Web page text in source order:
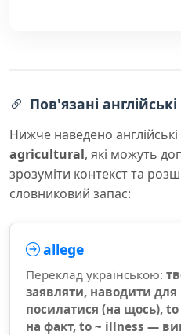
Пов'язані
Нижче наведено
agricultural, які можуть
зрозуміти контекст та
словниковий запас:
allege
Переклад українською:
заявляти, наводити
посилатися (на щось),
на факт, to ~ illness —